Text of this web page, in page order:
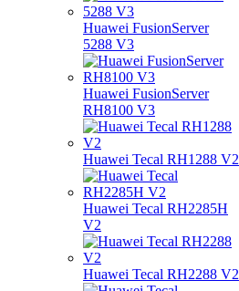
Huawei FusionServer
5288 V3
Huawei FusionServer
RH8100 V3
Huawei Tecal RH1288 V2
Huawei Tecal RH2285H
V2
Huawei Tecal RH2288 V2